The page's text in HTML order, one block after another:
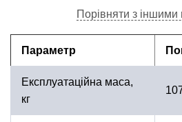
Порівняти з
Параметр
Експлуатаційна маса,
кг